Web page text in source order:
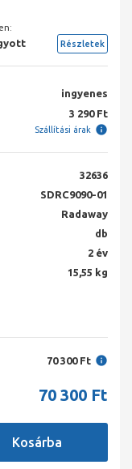
Részletek
ingyenes
3 290 Ft
Szállítási árak
32636
SDRC9090-01
Radaway
db
2 év
15,55 kg
70 300 Ft
70 300 Ft